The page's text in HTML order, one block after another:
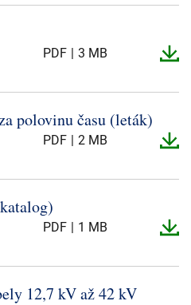
PDF 3 MB
polovinu času (leták)
PDF 2 MB
PDF 1 MB
12,7 kV až 42 kV